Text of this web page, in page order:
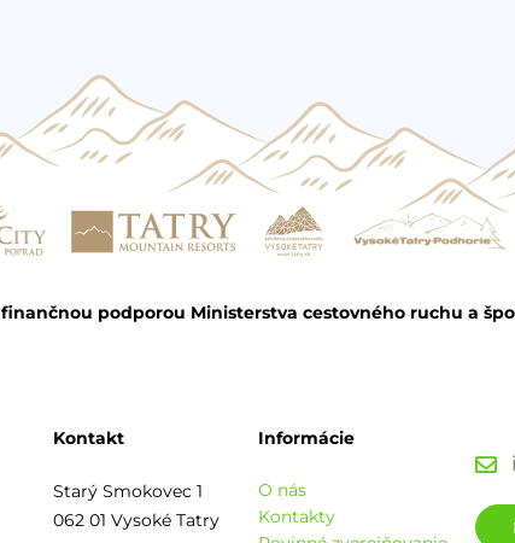
finančnou podporou Ministerstva cestovného ruchu a
Kontakt
Starý Smokovec 1
062 01 Vysoké Tatry
Informácie
O nás
Kontakty